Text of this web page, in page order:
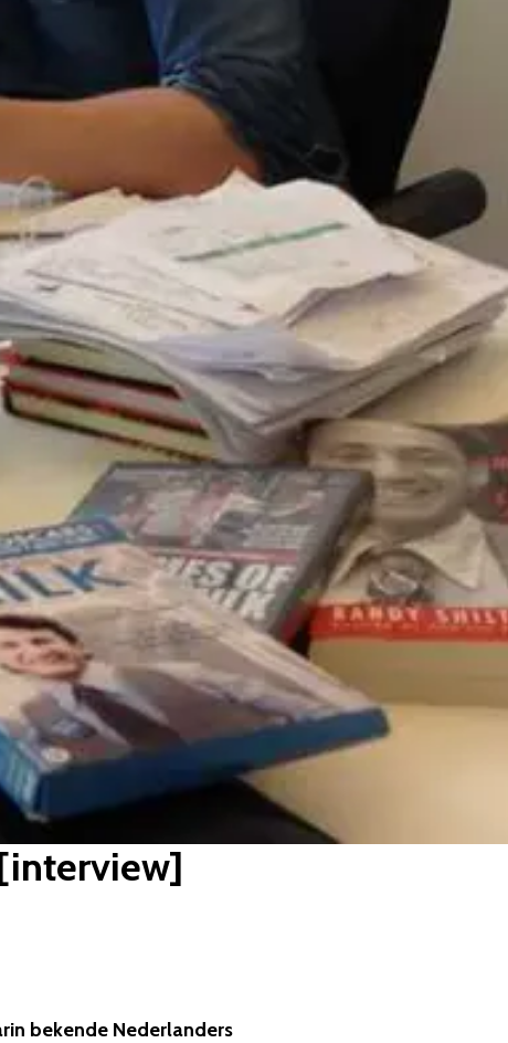
bekende Nederlanders